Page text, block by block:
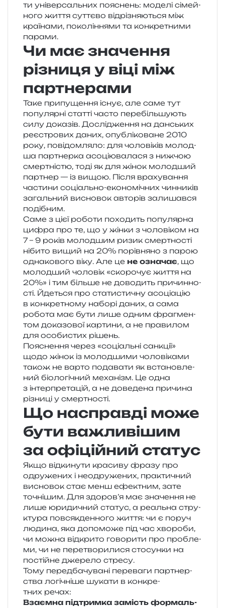
ти уні­вер­саль­них пояснень: моде­лі сімей­
но­го життя сут­тє­во від­рі­зня­ю­ться між
кра­ї­на­ми, поко­лі­н­ня­ми та кон­кре­тни­ми
парами.
Чи має значення
різниця у віці між
партнерами
Таке при­пу­ще­н­ня існує, але саме тут
попу­ляр­ні стат­ті часто пере­біль­шу­ють
силу дока­зів. Дослідження на дан­ських
реє­стро­вих даних, опу­блі­ко­ва­не 2010
року, пові­дом­ля­ло: для чоло­ві­ків молод­
ша пар­тнер­ка асо­ці­ю­ва­ла­ся з ниж­чою
смер­тні­стю, тоді як для жінок молод­ший
пар­тнер — із вищою. Після вра­ху­ва­н­ня
части­ни соці­аль­но-еко­но­мі­чних чин­ни­ків
загаль­ний висно­вок авто­рів зали­шав­ся
подібним.
Саме з цієї робо­ти похо­дить попу­ляр­на
цифра про те, що у жінки з чоло­ві­ком на
7 – 9 років молод­шим ризик смер­тно­сті
ніби­то вищий на 20% порів­ня­но з парою
одна­ко­во­го віку. Але це не озна­чає, що
молод­ший чоло­вік «ско­ро­чує життя на
20%» і тим біль­ше не дово­дить при­чин­но­
сті. Йдеться про ста­ти­сти­чну асо­ці­а­цію
в кон­кре­тно­му набо­рі даних, а сама
робо­та має бути лише одним фра­гмен­
том дока­зо­вої кар­ти­ни, а не пра­ви­лом
для осо­би­стих рішень.
Пояснення через «соці­аль­ні сан­кції»
щодо жінок із молод­ши­ми чоло­ві­ка­ми
також не варто пода­ва­ти як вста­нов­ле­
ний біо­ло­гі­чний меха­нізм. Це одна
з інтер­пре­та­цій, а не дове­де­на при­чи­на
різни­ці у смертності.
Що насправді може
бути важливішим
за офіційний статус
Якщо від­ки­ну­ти кра­си­ву фразу про
одру­же­них і нео­дру­же­них, пра­кти­чний
висно­вок стає менш ефе­ктним, зате
точні­шим. Для здоров’я має зна­че­н­ня не
лише юри­ди­чний ста­тус, а реаль­на стру­
кту­ра пов­сяк­ден­но­го життя: чи є поруч
люди­на, яка допо­мо­же під час хво­ро­би,
чи можна від­кри­то гово­ри­ти про про­бле­
ми, чи не пере­тво­ри­ли­ся сто­сун­ки на
постій­не дже­ре­ло стресу.
Тому перед­ба­чу­ва­ні пере­ва­ги пар­тнер­
ства логі­чні­ше шука­ти в кон­кре­
тних речах:
Взаємна під­трим­ка замість фор­маль­